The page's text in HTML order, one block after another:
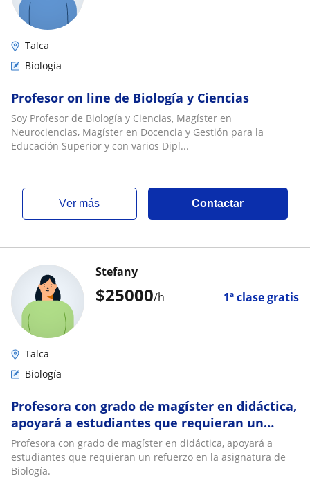
Talca
Biología
Profesor on line de Biología y Ciencias
Soy Profesor de Biología y Ciencias, Magíster en
Neurociencias, Magíster en Docencia y Gestión para la
Educación Superior y con varios Dipl...
ver más Contactar
$25000/h 1ª clase gratis
Stefany
Talca
Biología
Profesora con grado de magíster en didáctica,
apoyará a estudiantes que requieran un
refuerzo en la asignatura de Biología
Profesora con grado de magíster en didáctica, apoyará a
estudiantes que requieran un refuerzo en la asignatura de
Biología.